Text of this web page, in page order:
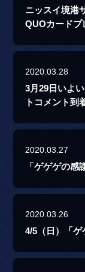
ニッスイ境港
QUOカードプ
2020.03.28
3月29日いよ
トコメント到
2020.03.27
「ゲゲゲの
2020.03.26
4/5（日）「